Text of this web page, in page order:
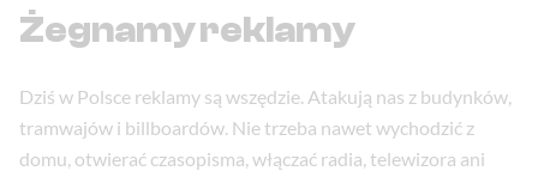
Żegnamy reklamy
Dziś w Polsce reklamy są wszędzie. Atakują nas z budynków,
tramwajów i billboardów. Nie trzeba nawet wychodzić z
domu, otwierać czasopisma, włączać radia, telewizora ani